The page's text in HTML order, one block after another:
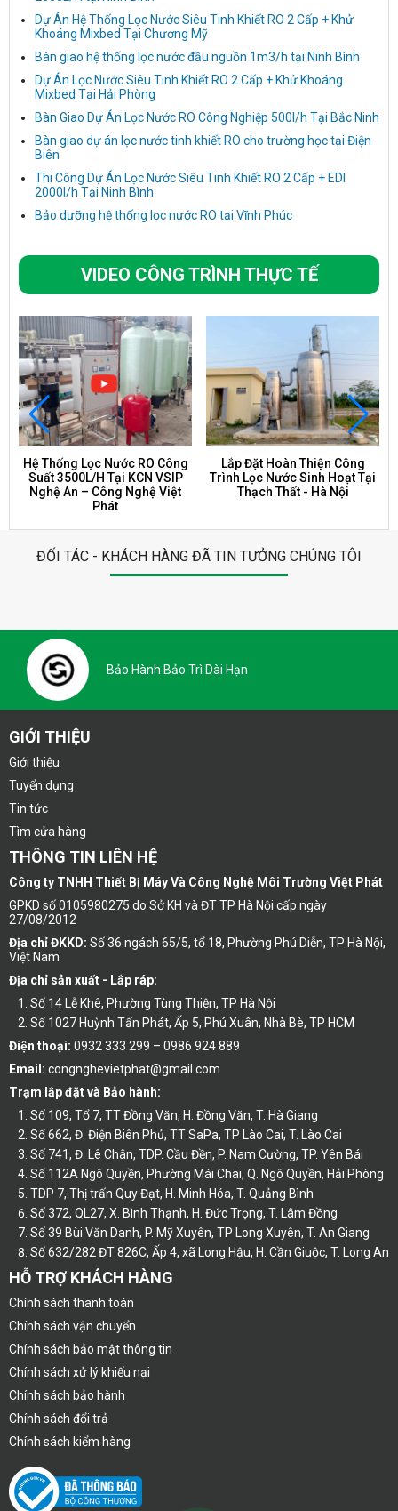
Dự Án Hệ Thống Lọc Nước Siêu Tinh Khiết RO 2 Cấp + Khử
Khoáng Mixbed Tại Chương Mỹ
Bàn giao hệ thống lọc nước đầu nguồn 1m3/h tại Ninh Bình
Dự Án Lọc Nước Siêu Tinh Khiết RO 2 Cấp + Khử Khoáng
Mixbed Tại Hải Phòng
Bàn Giao Dự Án Lọc Nước RO Công Nghiệp 500l/h Tại Bắc Ninh
Bàn giao dự án lọc nước tinh khiết RO cho trường học tại Điện
Biên
Thi Công Dự Án Lọc Nước Siêu Tinh Khiết RO 2 Cấp + EDI
2000l/h Tại Ninh Bình
Bảo dưỡng hệ thống lọc nước RO tại Vĩnh Phúc
VIDEO CÔNG TRÌNH THỰC TẾ
Hệ Thống Lọc Nước RO Công
Suất 3500L/H Tại KCN VSIP
Nghệ An – Công Nghệ Việt
Phát
Lắp Đặt Hoàn Thiện Công
Trình Lọc Nước Sinh Hoạt Tại
Thạch Thất - Hà Nội
ĐỐI TÁC - KHÁCH HÀNG ĐÃ TIN TƯỞNG CHÚNG TÔI
Trì Dài Hạn
GIỚI THIỆU
Giới thiệu
Tuyển dụng
Tin tức
Tìm cửa hàng
THÔNG TIN LIÊN HỆ
Công ty TNHH Thiết Bị Máy Và Công Nghệ Môi Trường Việt Phát
GPKD số 0105980275 do Sở KH và ĐT TP Hà Nội cấp ngày
27/08/2012
Địa chỉ ĐKKD: Số 36 ngách 65/5, tổ 18, Phường Phú Diễn, TP Hà Nội,
Việt Nam
Địa chỉ sản xuất - Lắp ráp:
Số 14 Lễ Khê, Phường Tùng Thiện, TP Hà Nội
Số 1027 Huỳnh Tấn Phát, Ấp 5, Phú Xuân, Nhà Bè, TP HCM
Điện thoại: 0932 333 299 – 0986 924 889
Email: congnghevietphat@gmail.com
Trạm lắp đặt và Bảo hành:
Số 109, Tổ 7, TT Đồng Văn, H. Đồng Văn, T. Hà Giang
Số 662, Đ. Điện Biên Phủ, TT SaPa, TP Lào Cai, T. Lào Cai
Số 741, Đ. Lê Chân, TDP. Cầu Đền, P. Nam Cường, TP. Yên Bái
Số 112A Ngô Quyền, Phường Mái Chai, Q. Ngô Quyền, Hải Phòng
TDP 7, Thị trấn Quy Đạt, H. Minh Hóa, T. Quảng Bình
Số 372, QL27, X. Bình Thạnh, H. Đức Trọng, T. Lâm Đồng
Số 39 Bùi Văn Danh, P. Mỹ Xuyên, TP Long Xuyên, T. An Giang
Số 632/282 ĐT 826C, Ấp 4, xã Long Hậu, H. Cần Giuộc, T. Long An
HỖ TRỢ KHÁCH HÀNG
Chính sách thanh toán
Chính sách vận chuyển
Chính sách bảo mật thông tin
Chính sách xử lý khiếu nại
Chính sách bảo hành
Chính sách đổi trả
Chính sách kiểm hàng